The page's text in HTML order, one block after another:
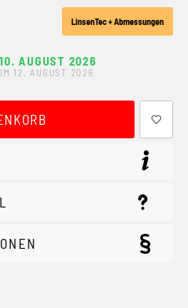
LinsenTec + Abmessungen
AUGUST 2026
12. AUGUST 2026
benutze die Schaltflächen